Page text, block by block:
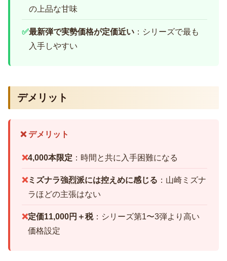
の上品な甘味
✅最新弾で実勢価格が定価近い ：シリーズで最も
入手しやすい
デメリット
❌ デメリット
❌4,000本限定 ：時間と共に入手困難になる
❌ミズナラ強烈派には控えめに感じる ：山崎ミズナ
ラほどの主張はない
❌定価11,000円＋税：シリーズ第1〜3弾より高い
価格設定